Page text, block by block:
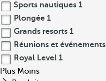
Sports nautiques 1
Plongée 1
Grands resorts 1
Réunions et événements
Royal Level 1
Plus Moins